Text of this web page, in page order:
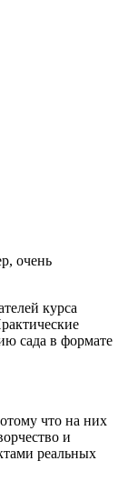
очень
курса
сада в формате
что на них
и
реальных